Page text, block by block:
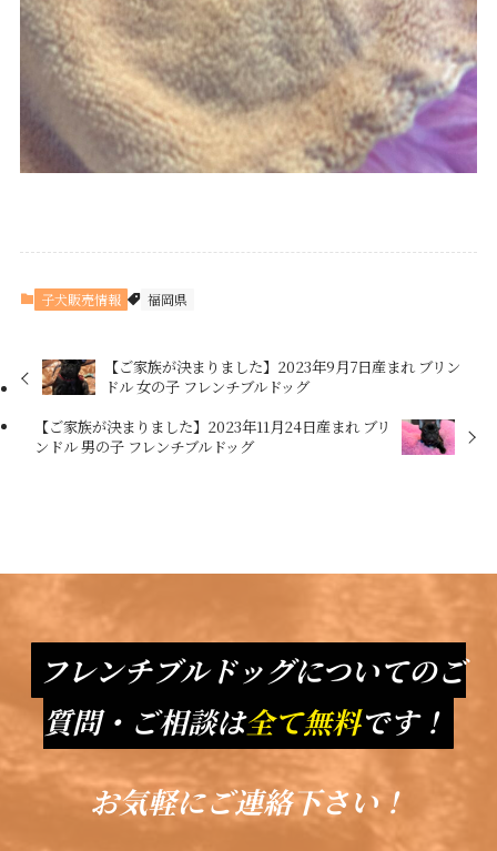
子犬販売情報 福岡県
【ご家族が決まりました】2023年9月7日産まれ ブリン
ドル 女の子 フレンチブルドッグ
【ご家族が決まりました】2023年11月24日産まれ ブリ
ンドル 男の子 フレンチブルドッグ
フレンチブルドッグについてのご
質問・ご相談は全て無料です！
お気軽にご連絡下さい！